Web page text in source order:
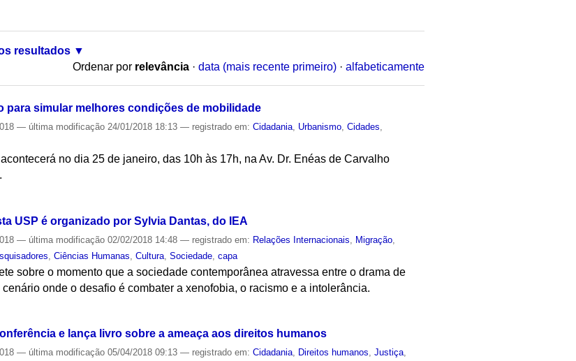
resultados
Ordenar por relevância · data (mais recente primeiro) · alfabeticamente
para simular melhores condições de mobilidade
— última modificação 24/01/2018 18:13— registrado em:Cidadania Urbanismo ,Cidades
no dia 25 de janeiro, das 10h às 17h, na Av. Dr. Enéas de Carvalho
USP é organizado por Sylvia Dantas, do IEA
— última modificação 02/02/2018 14:48— registrado em: Relações Internacionais Migração
,Ciências Humanas ,Cultura ,Sociedade ,capa
sobre o momento que a sociedade contemporânea atravessa entre o drama de
onde o desafio é combater a xenofobia, o racismo e a intolerância.
e lança livro sobre a ameaça aos direitos humanos
— última modificação 05/04/2018 09:13— registrado em:Cidadania, Direitos humanos,Justiça,